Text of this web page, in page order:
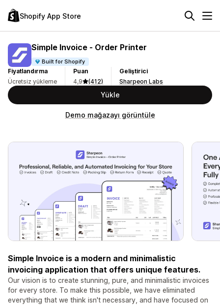
Shopify App Store
Simple Invoice ‑ Order Printer
Built for Shopify
Fiyatlandırma
Ücretsiz yükleme
Puan
4,9
(412)
Geliştirici
Sharpeon Labs
Yükle
Demo mağazayı görüntüle
Simple Invoice is a modern and minimalistic
invoicing application that offers unique features.
Our vision is to create stunning, pure, and minimalistic invoices
for every store. To make this possible, we have eliminated
everything that we think isn't necessary, and have focused on